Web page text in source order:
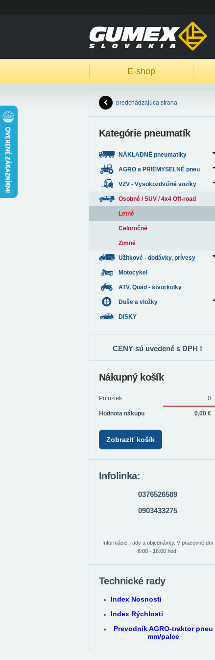
E-shop
predchádzajúca strana
Kategórie pneumatík
NÁKLADNÉ pneumatiky
AGRO a PRIEMYSELNÉ pneu
VZV - Vysokozdvižné vozíky
Osobné / SUV / 4x4 Off-road
Letné
Celoročné
Zimné
Užitkové - dodávky, prívesy
Motocykel
ATV, Quad - štvorkolky
Duše a vložky
DISKY
CENY sú uvedené s DPH !
Nákupný košík
Položiek 0
Hodnota nákupu 0,00 €
Zobraziť košík
Infolinka:
0376526589
0903433275
Informácie, rady a objednávky. V pracovné dni
8:00 - 16:00 hod.
Technické rady
Index Nosnosti
Index Rýchlosti
Prevodník AGRO-traktor pneu
mm/palce